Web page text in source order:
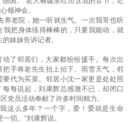
领神会。
养老院，她一听就生气。一次我哥也听
我把身体练得棒棒的，只要我能动，就
妹妹告诉记者。
了邻居们，大家都纷纷援手。每次出
手将老先生抬上抬下。雨雪天气，邻
代为买菜。邻居小沈一家更是处处照
每每说起，刘康辉总感激不已，却闭口
党员活动奉献了许多时间精力。
这么多年？一个字，爱！爱就是生命
切。”刘康辉说。